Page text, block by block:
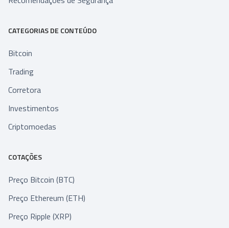
CATEGORIAS DE CONTEÚDO
Bitcoin
Trading
Corretora
Investimentos
Criptomoedas
COTAÇÕES
Preço Bitcoin (BTC)
Preço Ethereum (ETH)
Preço Ripple (XRP)